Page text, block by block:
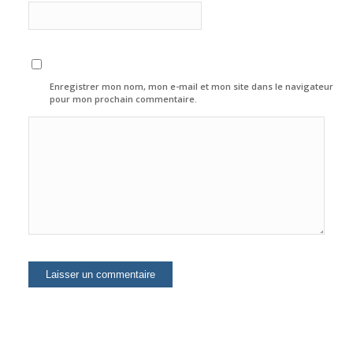
Enregistrer mon nom, mon e-mail et mon site dans le navigateur
pour mon prochain commentaire.